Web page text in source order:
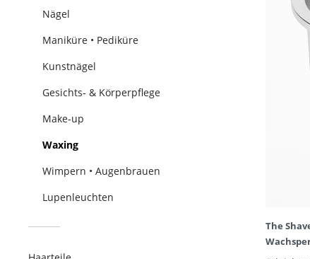
Nägel
Maniküre • Pediküre
Kunstnägel
Gesichts- & Körperpflege
Make-up
Waxing
Wimpern • Augenbrauen
Lupenleuchten
The